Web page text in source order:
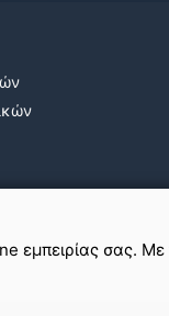
εμπειρίας σας.